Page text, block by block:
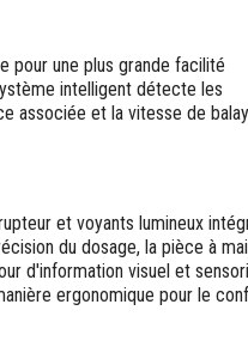
pour une plus grande facilité
intelligent détecte les
associée et la vitesse de
et voyants lumineux
du dosage, la pièce à
d'information visuel et
ergonomique pour le